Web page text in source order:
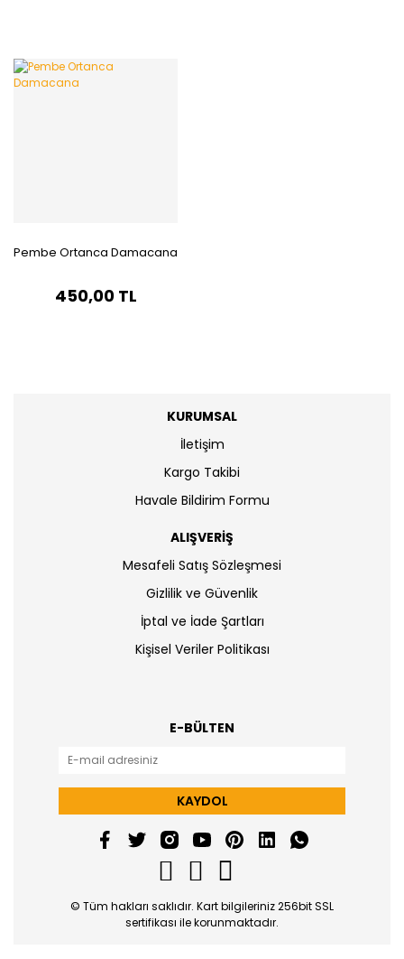
Pembe Ortanca Damacana
450,00 TL
KURUMSAL
İletişim
Kargo Takibi
Havale Bildirim Formu
ALIŞVERİŞ
Mesafeli Satış Sözleşmesi
Gizlilik ve Güvenlik
İptal ve İade Şartları
Kişisel Veriler Politikası
E-BÜLTEN
KAYDOL
© Tüm hakları saklıdır. Kart bilgileriniz 256bit SSL
sertifikası ile korunmaktadır.